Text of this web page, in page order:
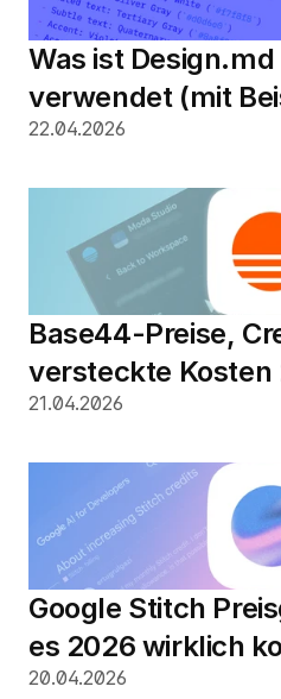
Was ist
verwendet (mit
22.04.2026
Base44-Preise,
versteckte Kosten
21.04.2026
Google Stitch
es 2026 wirklich
20.04.2026